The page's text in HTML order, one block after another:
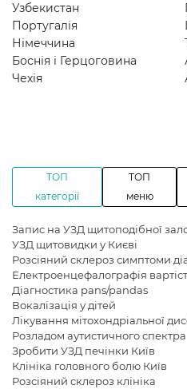
Узбекистан
Португалія
Німеччина
Боснія і Герцоговина
Чехія
ТОП
категорії
ТОП
меню
Запис на УЗД щитоподібної
УЗД щитовидки у Києві
Розсіяний склероз симптоми
Електроенцефалографія
Діагностика pans/pandas
Вокалізація у дітей
Лікування мітохондріальної
Розладом аутистичного спектра
Зробити УЗД печінки Київ
Клініка головного болю Київ
Розсіяний склероз клініка